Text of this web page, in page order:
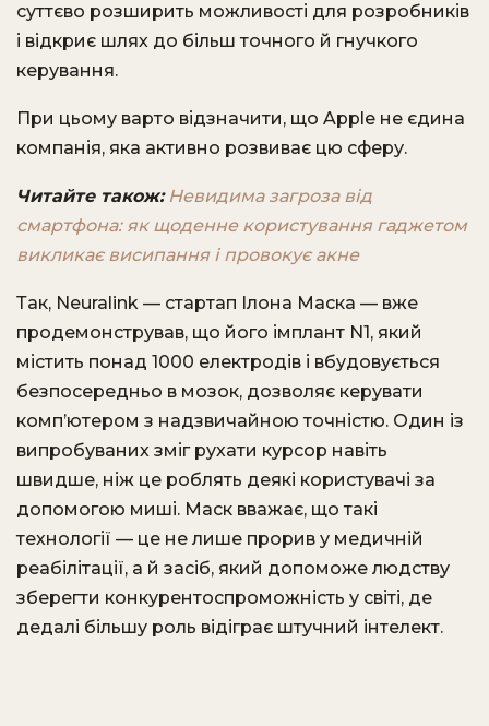
суттєво розширить можливості для розробників
і відкриє шлях до більш точного й гнучкого
керування.
При цьому варто відзначити, що Apple не єдина
компанія, яка активно розвиває цю сферу.
Читайте також: Невидима загроза від
смартфона: як щоденне користування гаджетом
викликає висипання і провокує акне
Так, Neuralink — стартап Ілона Маска — вже
продемонстрував, що його імплант N1, який
містить понад 1000 електродів і вбудовується
безпосередньо в мозок, дозволяє керувати
комп’ютером з надзвичайною точністю. Один із
випробуваних зміг рухати курсор навіть
швидше, ніж це роблять деякі користувачі за
допомогою миші. Маск вважає, що такі
технології — це не лише прорив у медичній
реабілітації, а й засіб, який допоможе людству
зберегти конкурентоспроможність у світі, де
дедалі більшу роль відіграє штучний інтелект.